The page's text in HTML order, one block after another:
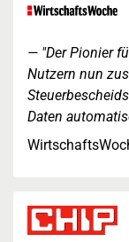
"Der Pionier
Nutzern nun
Daten